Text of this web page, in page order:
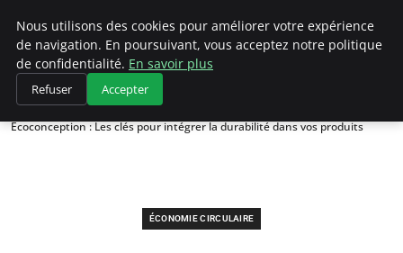
Climategatecountryclub.com
Accueil
Économie circulaire
Écoconception : Les clés pour intégrer la durabilité dans vos produits
ÉCONOMIE CIRCULAIRE
Nous utilisons des cookies pour améliorer votre expérience
de navigation. En poursuivant, vous acceptez notre politique
de confidentialité. En savoir plus
Refuser Accepter